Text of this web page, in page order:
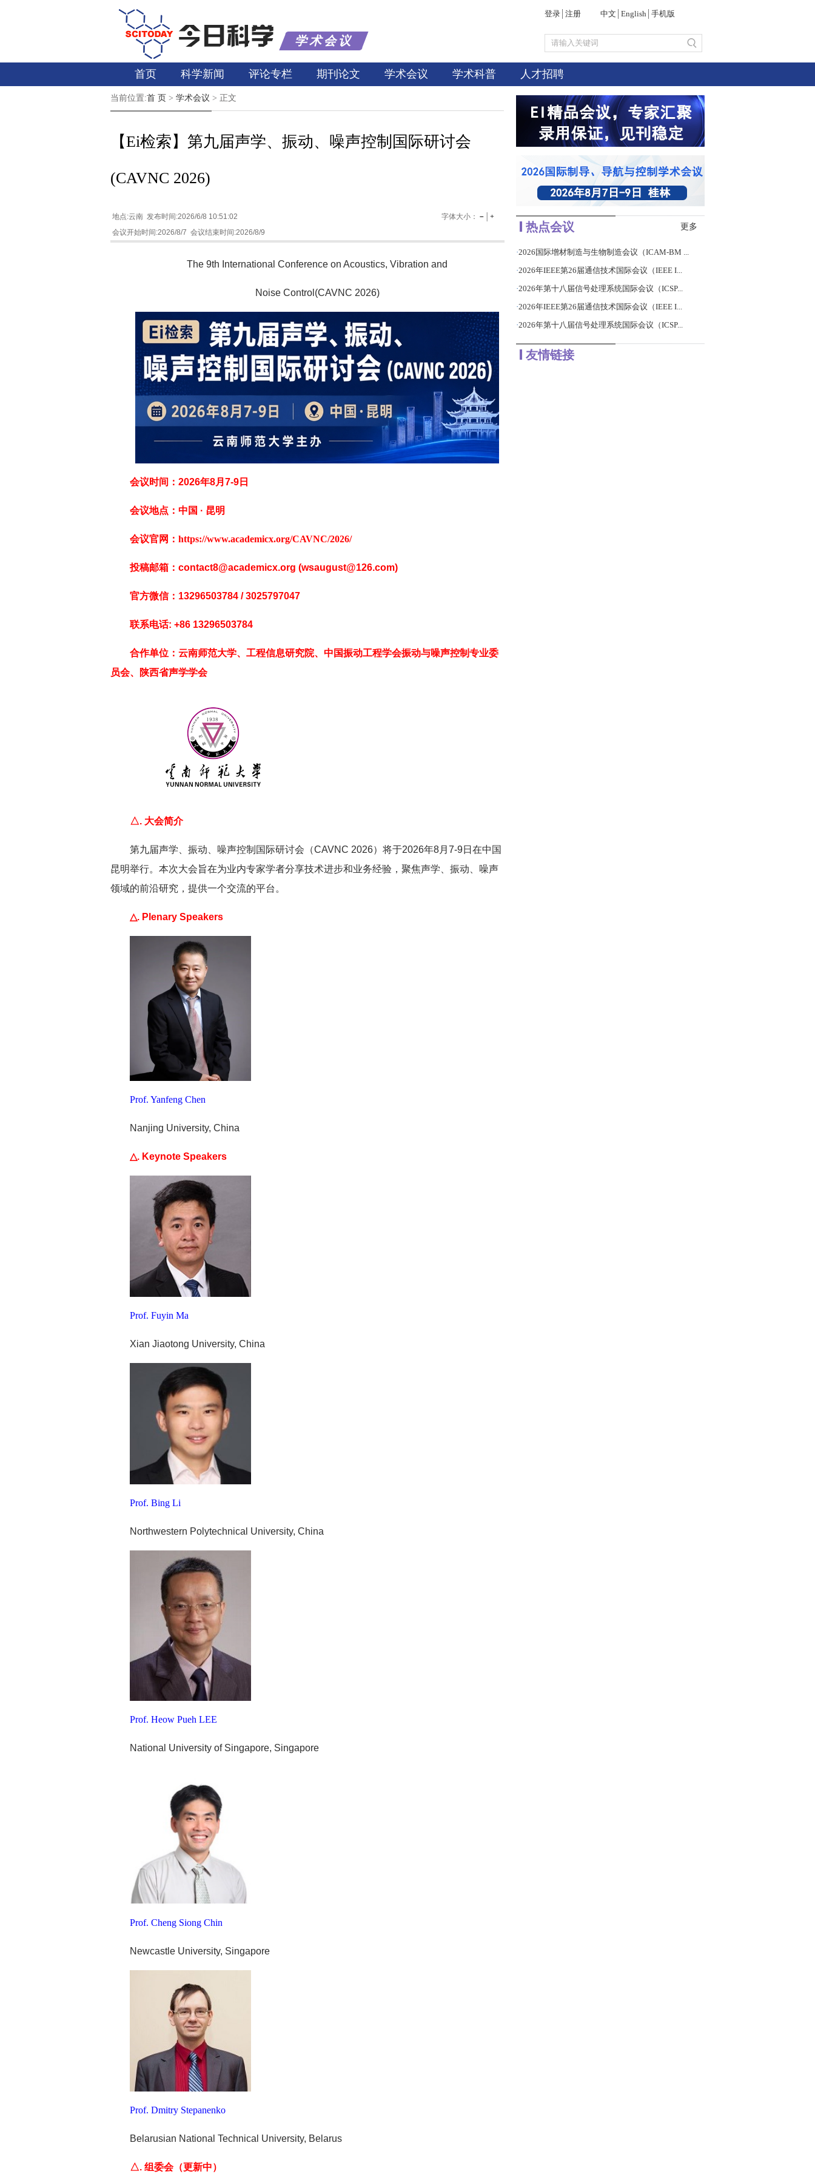
学术会议
登录 注册 中文 English 手机版
首页 科学新闻 评论专栏 期刊论文 学术会议 学术科普 人才招聘
当前位置:首 页 > 学术会议 > 正文
【Ei检索】第九届声学、振动、噪声控制国际研讨会
(CAVNC 2026)
地点:云南 发布时间:2026/6/8 10:51:02 字体大小： －
+
会议开始时间:2026/8/7 会议结束时间:2026/8/9
The 9th International Conference on Acoustics, Vibration and
Noise Control(CAVNC 2026)
会议时间：2026年8月7-9日
会议地点：中国 · 昆明
会议官网： https://www.academicx.org/CAVNC/2026/
投稿邮箱：contact8@academicx.org (wsaugust@126.com)
官方微信：13296503784 / 3025797047
联系电话: +86 13296503784
合作单位：云南师范大学、工程信息研究院、中国振动工程学会振动与噪声控制专业委
员会、陕西省声学学会
△. 大会简介
第九届声学、振动、噪声控制国际研讨会（CAVNC 2026）将于2026年8月7-9日在中国
昆明举行。本次大会旨在为业内专家学者分享技术进步和业务经验，聚焦声学、振动、噪声
领域的前沿研究，提供一个交流的平台。
△. Plenary Speakers
Prof. Yanfeng Chen
Nanjing University, China
△. Keynote Speakers
Prof. Fuyin Ma
Xian Jiaotong University, China
Prof. Bing Li
Northwestern Polytechnical University, China
Prof. Heow Pueh LEE
National University of Singapore, Singapore
Prof. Cheng Siong Chin
Newcastle University, Singapore
Prof. Dmitry Stepanenko
Belarusian National Technical University, Belarus
△. 组委会（更新中）
热点会议 更多
·2026国际增材制造与生物制造会议（ICAM-BM ...
·2026年IEEE第26届通信技术国际会议（IEEE I...
·2026年第十八届信号处理系统国际会议（ICSP...
·2026年IEEE第26届通信技术国际会议（IEEE I...
·2026年第十八届信号处理系统国际会议（ICSP...
友情链接